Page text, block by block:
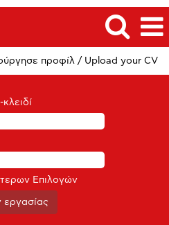
προφίλ / Upload your CV
Επιλογών